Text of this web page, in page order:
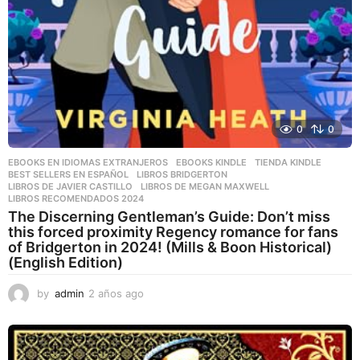
0 0
EBOOKS EN IDIOMAS EXTRANJEROS ,EBOOKS KINDLE ,TIENDA KINDLE
BEST SELLERS EN ESPAÑOL
,LIBROS BRIDGERTON
LIBROS DE JAVIER CASTILLO
,LIBROS DE MEGAN MAXWELL
LIBROS RECOMENDADOS 2024
The Discerning Gentleman’s Guide: Don’t miss
this forced proximity Regency romance for fans
of Bridgerton in 2024! (Mills & Boon Historical)
(English Edition)
by admin 2 años ago
ñ
o
s